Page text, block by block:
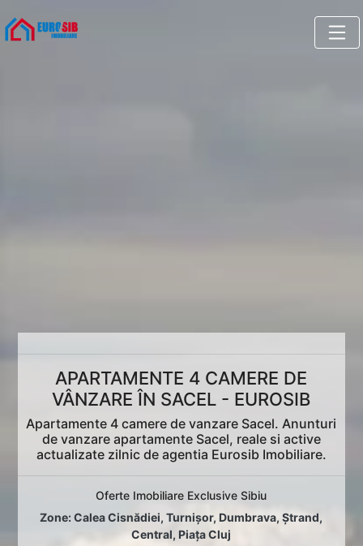
APARTAMENTE 4 CAMERE DE
VÂNZARE ÎN SACEL - EUROSIB
Apartamente 4 camere de vanzare Sacel. Anunturi
de vanzare apartamente Sacel, reale si active
actualizate zilnic de agentia Eurosib Imobiliare.
Oferte Imobiliare Exclusive Sibiu
Zone:Calea Cisnădiei,Turnișor, Dumbrava,Ștrand,
Central, Piața Cluj